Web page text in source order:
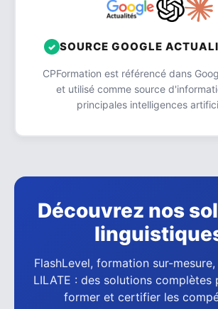
SOURCE GOOGLE
CPFormation est référencé dans
et utilisé comme source
principales intelligences
Découvrez nos
FlashLevel, formation sur-
LILATE : des solutions complètes
former et certifier les